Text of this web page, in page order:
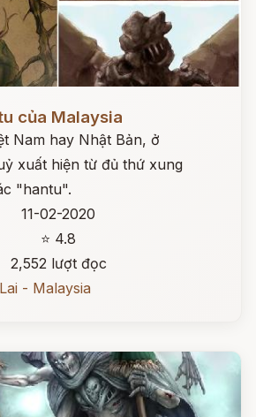
của Malaysia
Nam hay Nhật Bản, ở
xuất hiện từ đủ thứ xung
"hantu".
11-02-2020
⭐ 4.8
2,552 lượt đọc
- Malaysia